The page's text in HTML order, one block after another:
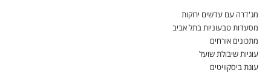
מג'דרה עם עדשים ירוקות
מסעדות טבעוניות בתל אביב
מתכונים אורחים
עוגיות שיבולת שועל
עוגת ביסקוויטים